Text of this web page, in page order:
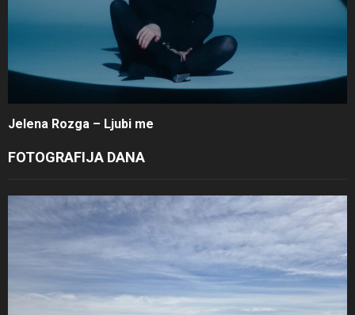
Jelena Rozga – Ljubi me
FOTOGRAFIJA DANA